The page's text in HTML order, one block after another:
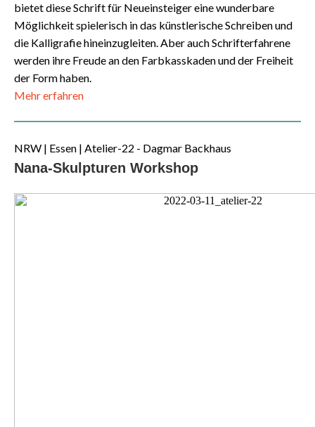
bietet diese Schrift für Neueinsteiger eine wunderbare
Möglichkeit spielerisch in das künstlerische Schreiben und
die Kalligrafie hineinzugleiten. Aber auch Schrifterfahrene
werden ihre Freude an den Farbkasskaden und der Freiheit
der Form haben.
Mehr erfahren
NRW | Essen | Atelier-22 - Dagmar Backhaus
Nana-Skulpturen Workshop